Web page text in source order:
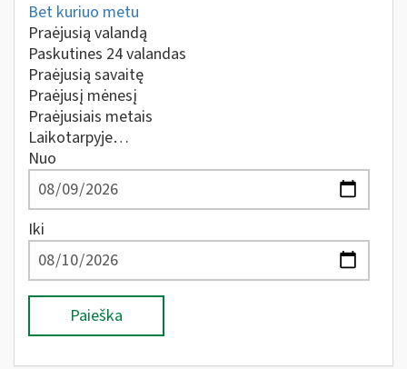
Bet kuriuo metu
Praėjusią valandą
Paskutines 24 valandas
Praėjusią savaitę
Praėjusį mėnesį
Praėjusiais metais
Laikotarpyje…
Nuo
Iki
Paieška